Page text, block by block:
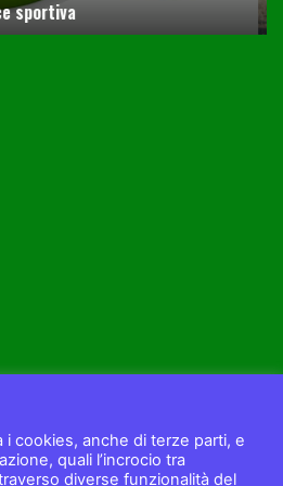
e in salute
cookies, anche di terze parti, e
quali l’incrocio tra
diverse funzionalità del